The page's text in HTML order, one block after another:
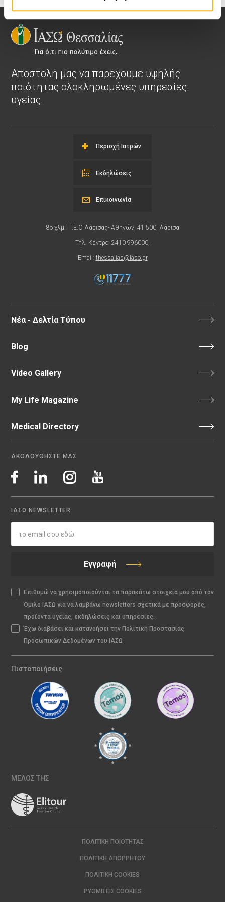
Αποστολή μας να παρέχουμε υψηλής
ποιότητας ολοκληρωμένες υπηρεσίες
υγείας.
Περιοχή Ιατρών
Εκδηλώσεις
8ο χλμ. Π.Ε.Ο Λάρισας- Αθηνών, 41 500, Λάρισα
Τηλ. Κέντρο: 2410 996000,
Email: thessalias@Iaso.gr
Επικοινωνία
Νέα - Δελτία Τύπου
Blog
Video Gallery
My Life Magazine
Medical Directory
ΑΚΟΛΟΥΘΗΣΤΕ ΜΑΣ
ΙΑΣΩ NEWSLETTER
Εγγραφή
Επιθυμώ να χρησιμοποιούνται τα παρακάτω στοιχεία μου από τον
Όμιλο ΙΑΣΩ για να λαμβάνω newsletters σχετικά με προσφορές,
προϊόντα υγείας, εκδηλώσεις και υπηρεσίες.
Έχω διαβάσει και κατανοήσει την Πολιτική Προστασίας
Προσωπικών Δεδομένων του ΙΑΣΩ
Πιστοποιήσεις
ΜΕΛΟΣ ΤΗΣ
ΠΟΛΙΤΙΚΉ ΠΟΙΌΤΗΤΑΣ
ΠΟΛΙΤΙΚΉ ΑΠΟΡΡΉΤΟΥ
ΠΟΛΙΤΙΚΉ COOKIES
ΡΥΘΜΊΣΕΙΣ COOKIES